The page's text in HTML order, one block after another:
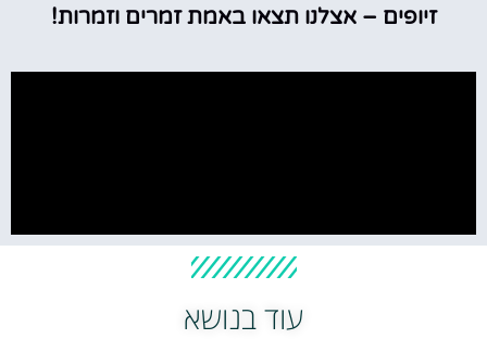
זיופים – אצלנו תצאו באמת זמרים וזמרות!
עוד בנושא